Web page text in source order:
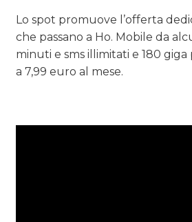
Lo spot promuove l’offerta
che passano a Ho. Mobile da
minuti e sms illimitati e 180 giga
a 7,99 euro al mese.